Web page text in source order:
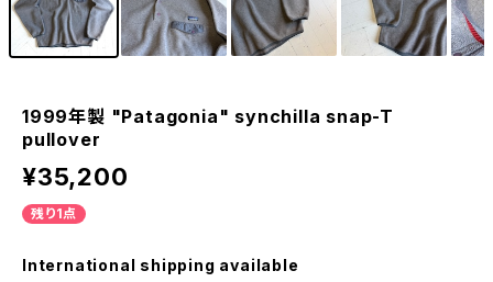
1999年製 "Patagonia" synchilla snap-T
pullover
¥35,200
残り1点
International shipping available